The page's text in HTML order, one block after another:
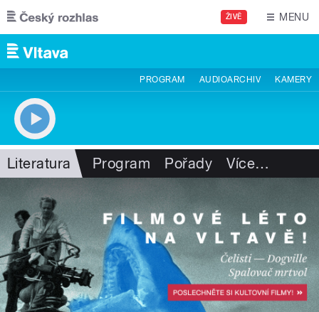
Přejít k hlavnímu obsahu
ŽIVĚ MENU
PROGRAM AUDIOARCHIV KAMERY
Literatura Program Pořady Více…